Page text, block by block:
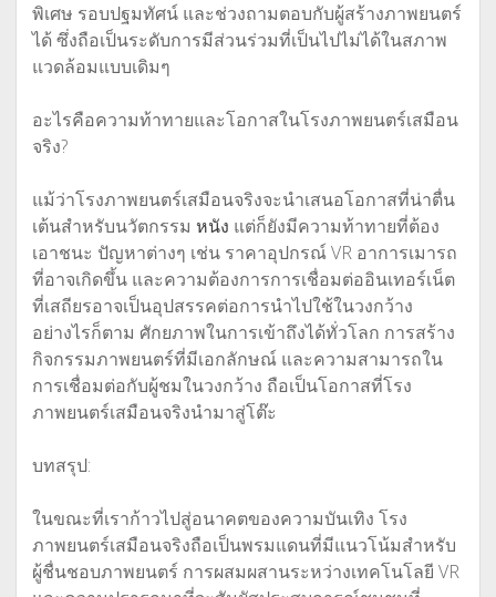
พิเศษ รอบปฐมทัศน์ และช่วงถามตอบกับผู้สร้างภาพยนตร์
ได้ ซึ่งถือเป็นระดับการมีส่วนร่วมที่เป็นไปไม่ได้ในสภาพ
แวดล้อมแบบเดิมๆ
อะไรคือความท้าทายและโอกาสในโรงภาพยนตร์เสมือน
จริง?
แม้ว่าโรงภาพยนตร์เสมือนจริงจะนำเสนอโอกาสที่น่าตื่น
เต้นสำหรับนวัตกรรม หนัง แต่ก็ยังมีความท้าทายที่ต้อง
เอาชนะ ปัญหาต่างๆ เช่น ราคาอุปกรณ์ VR อาการเมารถ
ที่อาจเกิดขึ้น และความต้องการการเชื่อมต่ออินเทอร์เน็ต
ที่เสถียรอาจเป็นอุปสรรคต่อการนำไปใช้ในวงกว้าง
อย่างไรก็ตาม ศักยภาพในการเข้าถึงได้ทั่วโลก การสร้าง
กิจกรรมภาพยนตร์ที่มีเอกลักษณ์ และความสามารถใน
การเชื่อมต่อกับผู้ชมในวงกว้าง ถือเป็นโอกาสที่โรง
ภาพยนตร์เสมือนจริงนำมาสู่โต๊ะ
บทสรุป:
ในขณะที่เราก้าวไปสู่อนาคตของความบันเทิง โรง
ภาพยนตร์เสมือนจริงถือเป็นพรมแดนที่มีแนวโน้มสำหรับ
ผู้ชื่นชอบภาพยนตร์ การผสมผสานระหว่างเทคโนโลยี VR